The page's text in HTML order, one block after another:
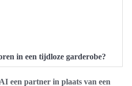
in een tijdloze garderobe?
een partner in plaats van een